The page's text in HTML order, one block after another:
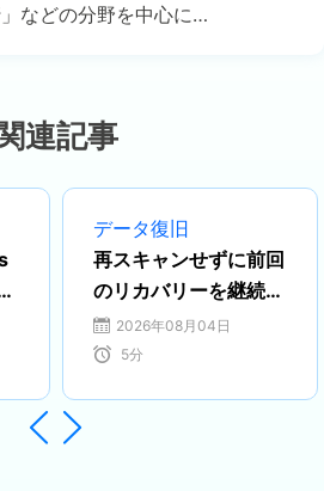
」などの分野を中心に、
新のソフトウェア事情
作手順まで、初心者か
ョナルまで幅広い読者
発信しています。…
連記事
データ復旧
再スキャンせずに前回
のリカバリーを継続す
る方法
2026年08月04日
5分

